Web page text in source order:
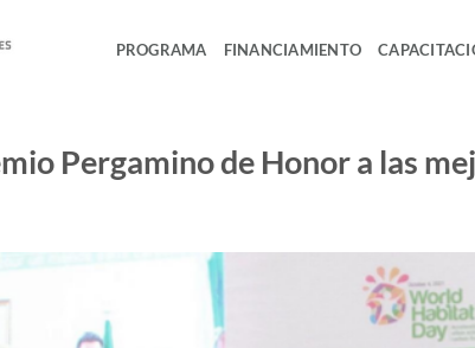
PROGRAMA FINANCIAMIENTO
Pergamino de Honor a las